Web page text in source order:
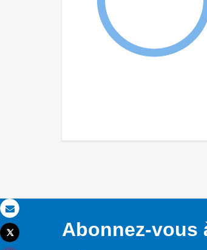
Email
Imprimer
Tweet Abonnez-vous